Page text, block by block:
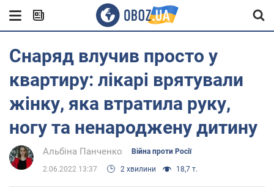
Снаряд влучив просто у
квартиру: лікарі врятували
жінку, яка втратила руку,
ногу та ненароджену дитину
Альбіна Панченко Війна проти Росії
2.06.2022 13:37 2 хвилини 18,7 т.